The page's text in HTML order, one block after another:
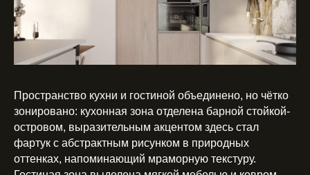
Пространство кухни и гостиной объединено, но чётко
зонировано: кухонная зона отделена барной стойкой-
островом, выразительным акцентом здесь стал
фартук с абстрактным рисунком в природных
оттенках, напоминающий мраморную текстуру.